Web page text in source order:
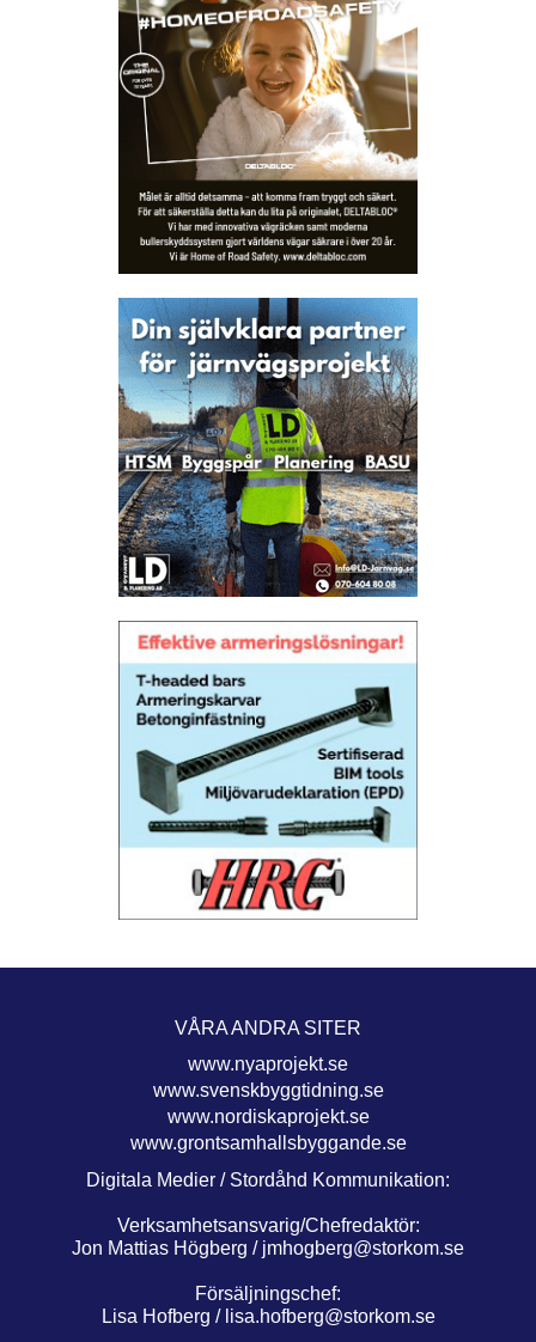
VÅRA ANDRA SITER
www.nyaprojekt.se
www.svenskbyggtidning.se
www.nordiskaprojekt.se
www.grontsamhallsbyggande.se
Digitala Medier / Stordåhd Kommunikation:
Verksamhetsansvarig/Chefredaktör:
Jon Mattias Högberg / jmhogberg@storkom.se
Försäljningschef:
Lisa Hofberg / lisa.hofberg@storkom.se